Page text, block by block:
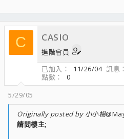
C CASIO
進階會員
已加入
11/26/04 訊息
點數
0
5/29/05
Originally posted by 小小楊
請問樓主;